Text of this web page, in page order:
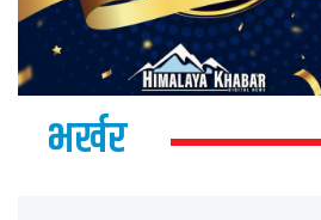
भर्खर